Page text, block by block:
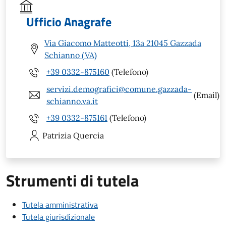
Ufficio Anagrafe
Via Giacomo Matteotti, 13a 21045 Gazzada
Schianno (VA)
+39 0332-875160 (Telefono)
servizi.demografici@comune.gazzada-
schianno.va.it
(Email)
+39 0332-875161 (Telefono)
Patrizia Quercia
Strumenti di tutela
Tutela amministrativa
Tutela giurisdizionale